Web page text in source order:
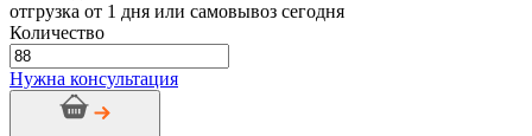
отгрузка от 1 дня или самовывоз сегодня
Количество
Количество
товара
Трубка
Нужна консультация